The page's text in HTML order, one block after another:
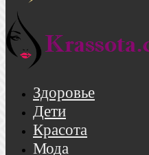
Здоровье
Дети
Красота
Мода